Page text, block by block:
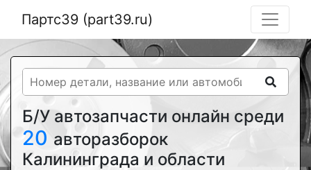
Партс39 (part39.ru)
Б/У автозапчасти онлайн среди
20 авторазборок
Калининграда и области